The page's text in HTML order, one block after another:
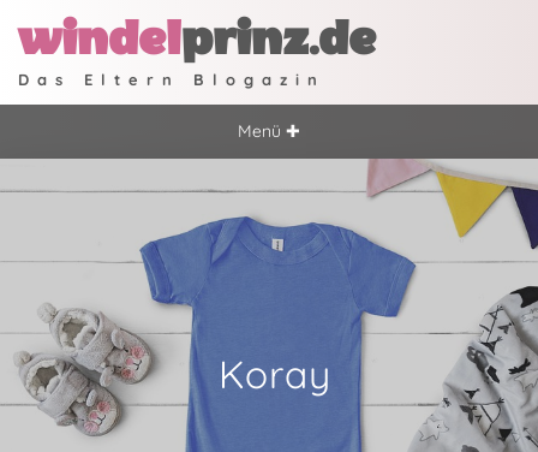
windelprinz.de
Das Eltern Blogazin
Menü ✚
Koray